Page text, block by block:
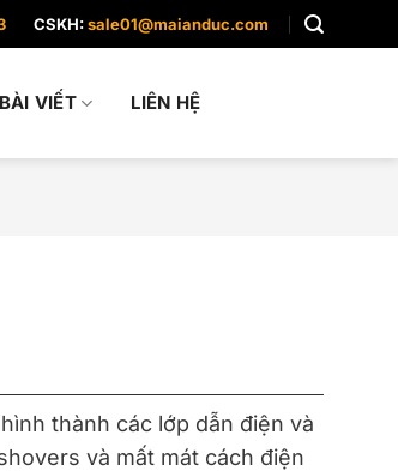
CSKH:sale01@maianduc.com
BÀI VIẾT LIÊN HỆ
thành các lớp dẫn điện và
và mất mát cách điện